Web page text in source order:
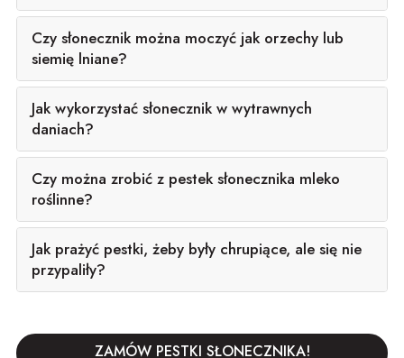
Czy słonecznik można moczyć jak orzechy lub
siemię lniane?
Jak wykorzystać słonecznik w wytrawnych
daniach?
Czy można zrobić z pestek słonecznika mleko
roślinne?
Jak prażyć pestki, żeby były chrupiące, ale się nie
przypaliły?
ZAMÓW PESTKI SŁONECZNIKA!